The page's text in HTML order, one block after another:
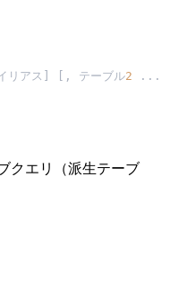
リアス] [, テーブル2 ...]
クエリ（派生テーブ